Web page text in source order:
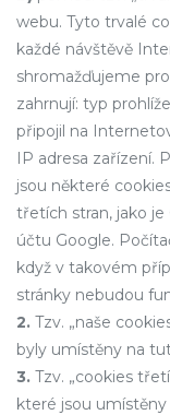
webu. Tyto trvalé
každé návštěvě
shromažďujeme
zahrnují: typ
připojil na
IP adresa zařízení.
jsou některé
třetích stran, jako
účtu Google.
když v takovém
stránky nebudou
2. Tzv. „naše
byly umístěny na
3. Tzv. „cookies
které jsou